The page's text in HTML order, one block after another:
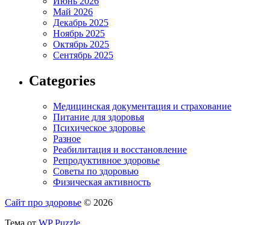
Май 2026
Декабрь 2025
Ноябрь 2025
Октябрь 2025
Сентябрь 2025
Categories
Медицинская документация и страхование
Питание для здоровья
Психическое здоровье
Разное
Реабилитация и восстановление
Репродуктивное здоровье
Советы по здоровью
Физическая активность
Сайт про здоровье © 2026
Тема от WP Puzzle